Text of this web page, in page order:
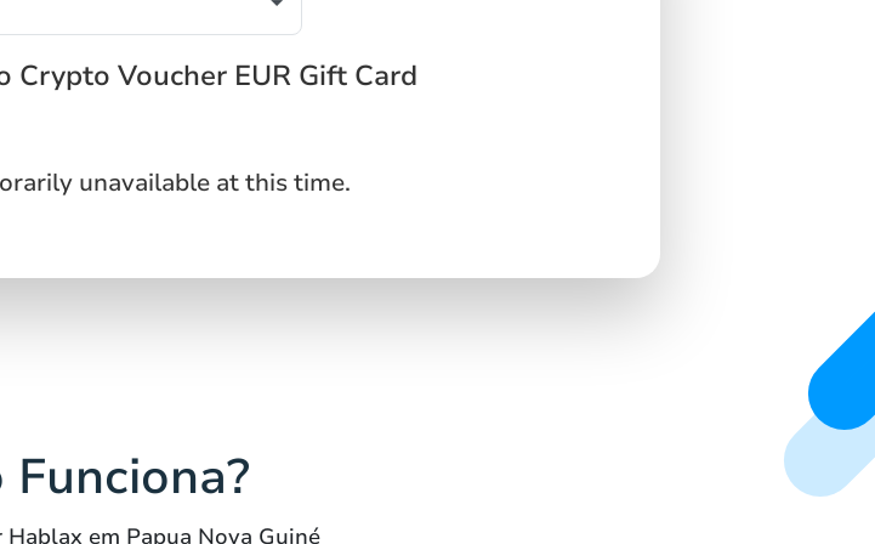
Crypto Voucher EUR Gift Card
unavailable at this time.
Funciona?
em Papua Nova Guiné